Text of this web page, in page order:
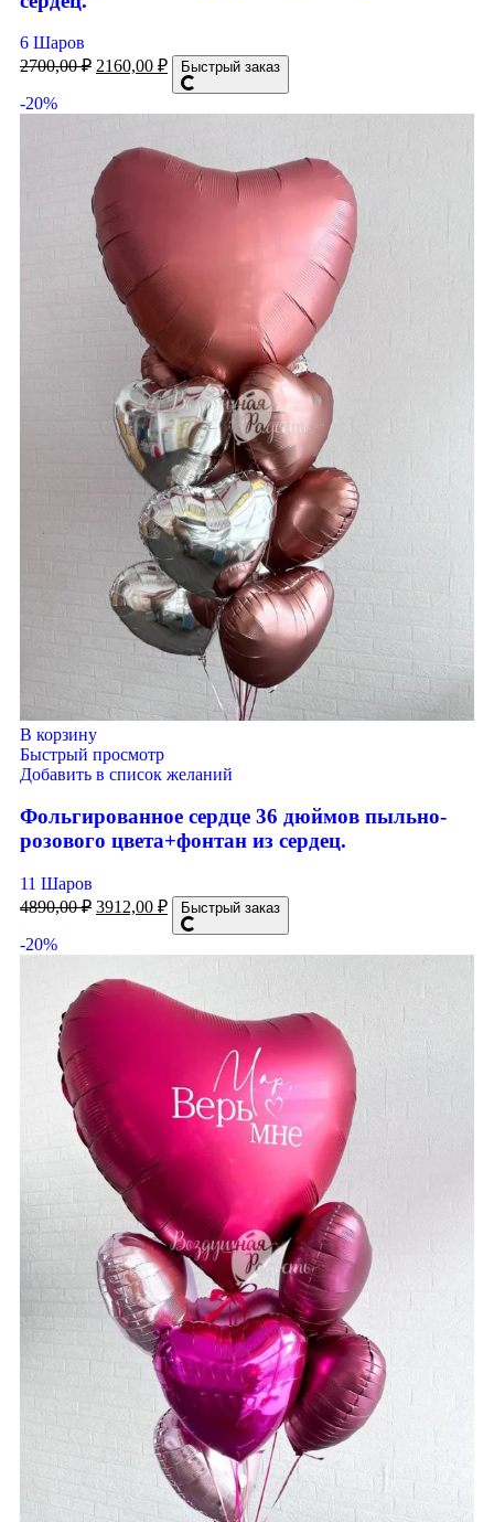
6 Шаров
2700,00₽ 2160,00 ₽ Быстрый заказ
-20%
В корзину
Быстрый просмотр
Добавить в список желаний
Фольгированное сердце 36 дюймов пыльно-
розового цвета+фонтан из сердец.
11 Шаров
4890,00₽ 3912,00 ₽ Быстрый заказ
-20%